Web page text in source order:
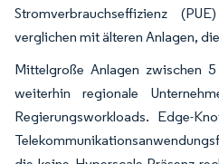
Stromverbrauchseffizienz
verglichen mit älteren Anlagen,
Mittelgroße Anlagen zwischen
weiterhin regionale
Regierungsworkloads. Edge-